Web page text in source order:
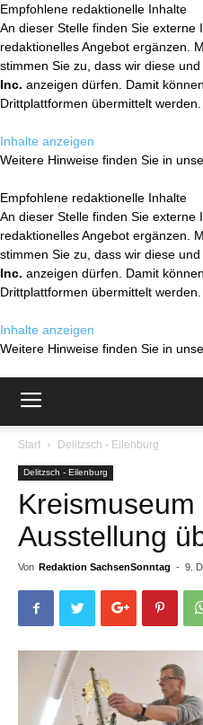
Empfohlene redaktionelle Inhalte
An dieser Stelle finden Sie externe
redaktionelles Angebot ergänzen.
stimmen Sie zu, dass wir diese
Inc. anzeigen dürfen. Damit
Drittplattformen übermittelt werden.
Inhalte anzeigen
Weitere Hinweise finden Sie in
Empfohlene redaktionelle Inhalte
An dieser Stelle finden Sie externe
redaktionelles Angebot ergänzen.
stimmen Sie zu, dass wir diese
Inc. anzeigen dürfen. Damit
Drittplattformen übermittelt werden.
Inhalte anzeigen
Weitere Hinweise finden Sie in
Start Delitzsch - Eilenburg
Delitzsch - Eilenburg
Ausstellung
Von Redaktion SachsenSonntag - 9.